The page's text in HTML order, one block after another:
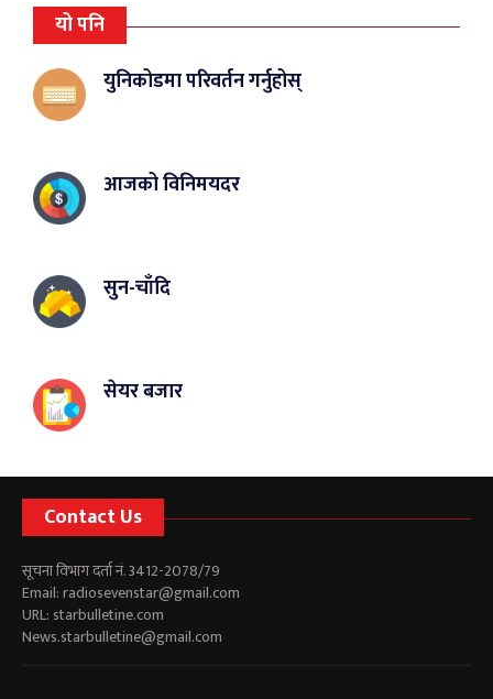
यो पनि
युनिकोडमा परिवर्तन गर्नुहोस्
आजको विनिमयदर
सुन-चाँदि
सेयर बजार
Contact Us
सूचना विभाग दर्ता नं. 3412-2078/79
Email:radiosevenstar@gmail.com
URL: starbulletine.com
News.starbulletine@gmail.com